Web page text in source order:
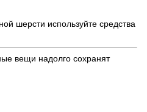
шерсти используйте средства
вещи надолго сохранят